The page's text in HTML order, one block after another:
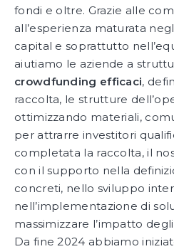
fondi e oltre. Grazie alle
all’esperienza maturata
capital e soprattutto
aiutiamo le aziende a
crowdfunding efficaci,
raccolta, le strutture
ottimizzando materiali,
per attrarre investitori
completata la raccolta, il
con il supporto nella
concreti, nello sviluppo
nell’implementazione di
massimizzare l’impatto
Da fine 2024 abbiamo